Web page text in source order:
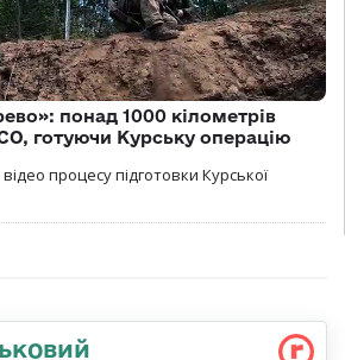
понад 1000 кілометрів
готуючи Курську операцію
процесу підготовки Курської